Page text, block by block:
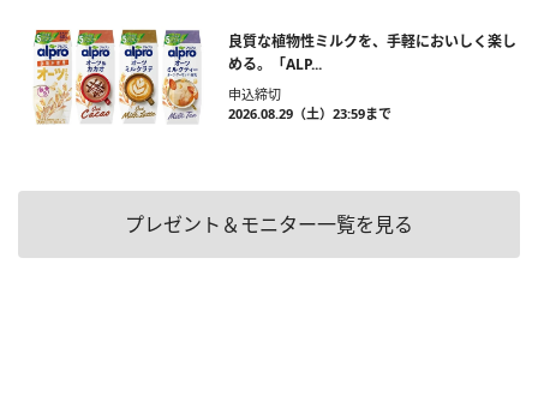
良質な植物性ミルクを、手軽においしく楽し
める。「ALP...
申込締切
2026.08.29（土）23:59まで
プレゼント＆モニター一覧を見る